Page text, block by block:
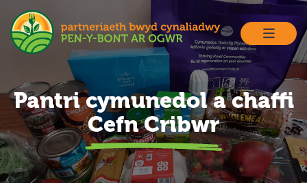
Skip
to
content
Pantri cymunedol a chaffi
Cefn Cribwr